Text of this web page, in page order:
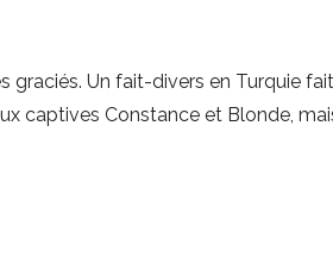
Un fait-divers en Turquie
captives Constance et Blonde,